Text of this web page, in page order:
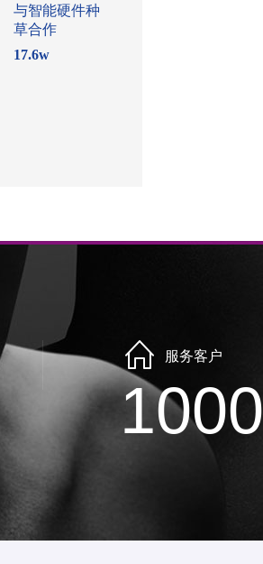
与智能硬件种
草合作
17.6w
服务客户
1000